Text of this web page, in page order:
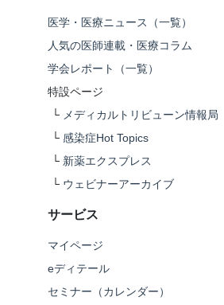
医学・医療ニュース（一覧）
人気の医師連載・医療コラム
学会レポート（一覧）
特設ページ
└ メディカルトリビューン情報局
└ 感染症Hot Topics
└ 新薬エクスプレス
└ ウェビナーアーカイブ
サービス
マイページ
eディテール
セミナー（カレンダー）